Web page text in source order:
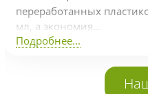
переработанных
мл, а экономия...
Подробнее...